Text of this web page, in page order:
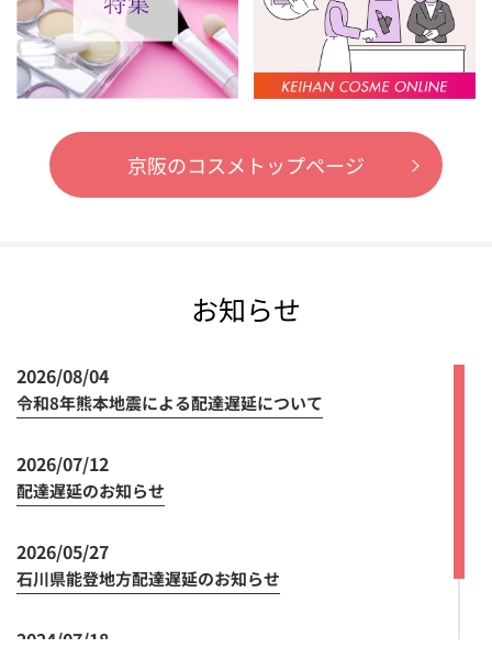
京阪のコスメトップページ
お知らせ
2026/08/04
令和8年熊本地震による配達遅延について
2026/07/12
配達遅延のお知らせ
2026/05/27
石川県能登地方配達遅延のお知らせ
2024/07/18